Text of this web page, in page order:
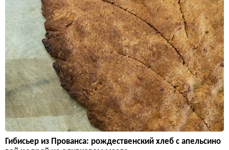
Гибисьер из Прованса: рождественский хлеб с апельсино